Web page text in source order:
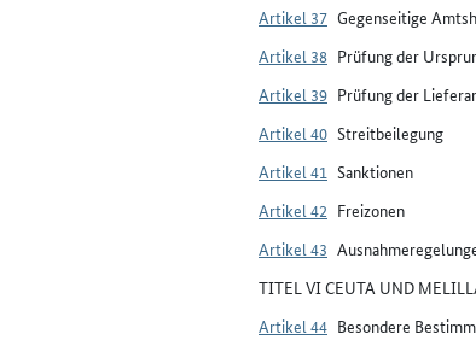
Artikel 37 Gegenseitige
Artikel 38 Prüfung der
Artikel 39 Prüfung der
Artikel 40 Streitbeilegung
Artikel 41 Sanktionen
Artikel 42 Freizonen
Artikel 43
TITEL VI CEUTA UND
Artikel 44 Besondere